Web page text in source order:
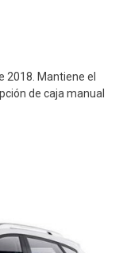
2018. Mantiene el
de caja manual